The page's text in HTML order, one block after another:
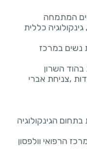
המתמחה
כללית
נשים במרכז
השרון
,צניחת אברי
הגינקולוגיה
הרפואי וולפסון